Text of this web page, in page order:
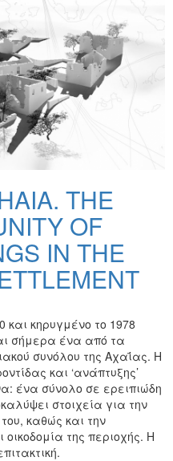
THE
OF
IN THE
κηρυγμένο το 1978
σήμερα ένα από τα
συνόλου της Αχαΐας. Η
και ‘ανάπτυξης’
ένα σύνολο σε ερειπιώδη
στοιχεία για την
καθώς και την
της περιοχής. Η